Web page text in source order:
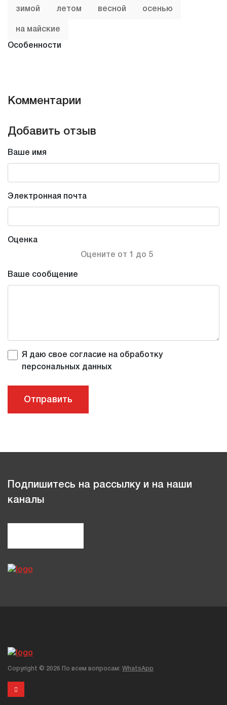
зимой летом весной осенью
на майские
Особенности
базы отдыха
Подборки
Природа
Нижний Новгород
домики
Комментарии
Добавить отзыв
Ваше имя
Электронная почта
Оценка
Оцените от 1 до 5
Ваше сообщение
Я даю свое согласие на обработку
персональных данных
Подпишитесь на рассылку и на наши
каналы
Copyright © 2026 По всем вопросам: WhatsApp